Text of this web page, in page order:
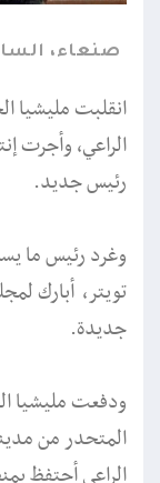
صنعاء،
انقلبت مليشيا
الراعي، وأجرت
رئيس جديد.
وغرد رئيس ما
تويتر، أبارك
جديدة.
ودفعت مليشيا
المتحدر من
الراعي أحتفظ